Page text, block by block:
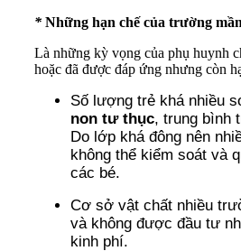
* Những hạn chế của trường
Là những kỳ vọng của phụ huynh
hoặc đã được đáp ứng nhưng còn
Số lượng trẻ khá nhiều
non tư thục, trung bình
Do lớp khá đông nên
không thể kiểm soát và
các bé.
Cơ sở vật chất nhiều
và không được đầu tư
kinh phí.